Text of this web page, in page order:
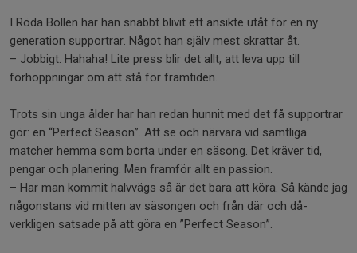
I Röda Bollen har han snabbt blivit ett ansikte utåt för en ny
generation supportrar. Något han själv mest skrattar åt.
– Jobbigt. Hahaha! Lite press blir det allt, att leva upp till
förhoppningar om att stå för framtiden.
Trots sin unga ålder har han redan hunnit med det få supportrar
gör: en “Perfect Season”. Att se och närvara vid samtliga
matcher hemma som borta under en säsong. Det kräver tid,
pengar och planering. Men framför allt en passion.
– Har man kommit halvvägs så är det bara att köra. Så kände jag
någonstans vid mitten av säsongen och från där och då-
verkligen satsade på att göra en ”Perfect Season”.